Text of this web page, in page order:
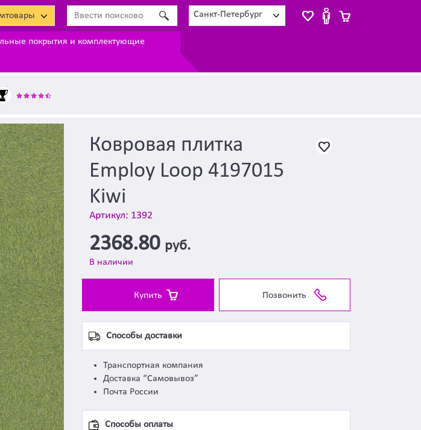
Санкт-Петербург
покрытия и комплектующие
Ковровая плитка
Employ Loop 4197015
Kiwi
Артикул: 1392
2368.80 руб.
В наличии
Купить Позвонить
Способы доставки
Транспортная компания
Доставка “Самовывоз”
Почта России
Способы оплаты